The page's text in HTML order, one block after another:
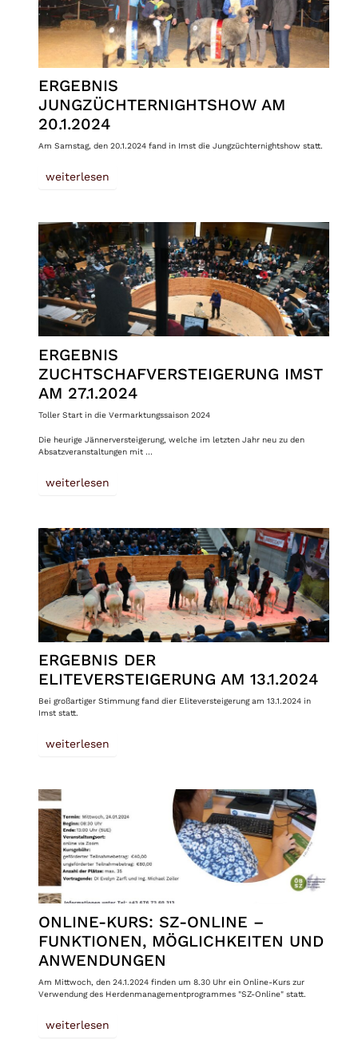
ERGEBNIS
JUNGZÜCHTERNIGHTSHOW AM
20.1.2024
Am Samstag, den 20.1.2024 fand in Imst die Jungzüchternightshow statt.
weiterlesen
ERGEBNIS
ZUCHTSCHAFVERSTEIGERUNG IMST
AM 27.1.2024
Toller Start in die Vermarktungssaison 2024
Die heurige Jännerversteigerung, welche im letzten Jahr neu zu den
Absatzveranstaltungen mit …
weiterlesen
ERGEBNIS DER
ELITEVERSTEIGERUNG AM 13.1.2024
Bei großartiger Stimmung fand dier Eliteversteigerung am 13.1.2024 in
Imst statt.
weiterlesen
ONLINE-KURS: SZ-ONLINE –
FUNKTIONEN, MÖGLICHKEITEN UND
ANWENDUNGEN
Am Mittwoch, den 24.1.2024 finden um 8.30 Uhr ein Online-Kurs zur
Verwendung des Herdenmanagementprogrammes "SZ-Online" statt.
weiterlesen